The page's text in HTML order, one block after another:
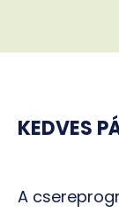
KEDVES
A